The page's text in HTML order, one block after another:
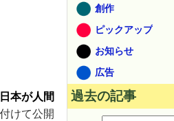
日本が人間
けて公開
創作
ピックアップ
お知らせ
広告
過去の記事